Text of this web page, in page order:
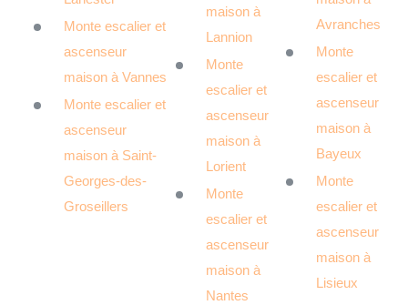
Monte escalier et
ascenseur
maison à Vannes
Monte escalier et
ascenseur
maison à Saint-
Georges-des-
Groseillers
maison à
Lannion
Monte
escalier et
ascenseur
maison à
Lorient
Monte
escalier et
ascenseur
maison à
Nantes
Avranches
Monte
escalier et
ascenseur
maison à
Bayeux
Monte
escalier et
ascenseur
maison à
Lisieux